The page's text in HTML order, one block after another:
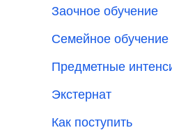
Заочное обучение
Семейное обучение
Предметные
Как поступить
Экстернат